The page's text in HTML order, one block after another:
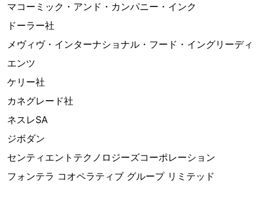
マコーミック・アンド・カンパニー・インク
ドーラー社
メヴィヴ・インターナショナル・フード・イングリーディ
エンツ
ケリー社
カネグレード社
ネスレSA
ジボダン
センティエントテクノロジーズコーポレーション
フォンテラ コオペラティブ グループ リミテッド